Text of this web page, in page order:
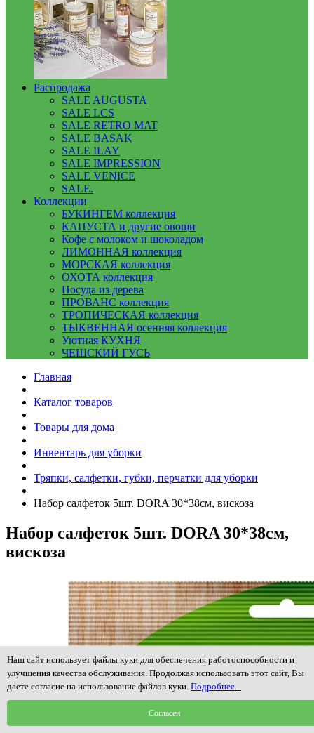
Распродажа
SALE AUGUSTA
SALE LCS
SALE RETRO MAT
SALE BASAK
SALE ILAY
SALE IMPRESSION
SALE VENICE
SALE.
Коллекции
БУКИНГЕМ коллекция
КАПУСТА и другие овощи
Кофе с молоком и шоколадом
ЛИМОННАЯ коллекция
МОРСКАЯ коллекция
ОХОТА коллекция
Посуда из дерева
ПРОВАНС коллекция
ТРОПИЧЕСКАЯ коллекция
ТЫКВЕННАЯ осенняя коллекция
Уютная КУХНЯ
ЧЕШСКИЙ ГУСЬ
Главная
Каталог товаров
Товары для дома
Инвентарь для уборки
Тряпки, салфетки, губки, перчатки для уборки
Набор салфеток 5шт. DORA 30*38см, вискоза
Набор салфеток 5шт. DORA 30*38см,
вискоза
Наш сайт использует файлы куки для обеспечения работоспособности и
улучшения качества обслуживания. Продолжая использовать этот сайт, Вы
даете согласие на использование файлов куки. Подробнее...
Согласен